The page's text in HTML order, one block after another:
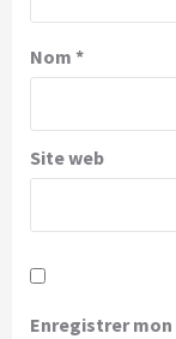
Nom *
Site web
Enregistrer